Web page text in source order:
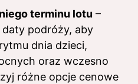
terminu lotu –
podróży, aby
dnia dzieci,
oraz wczesno
różne opcje cenowe